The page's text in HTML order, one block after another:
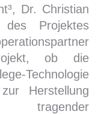
Dr. Christian
Projektes
ob die
Technologie
Herstellung